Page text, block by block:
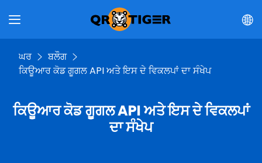
ਘਰ
ਬਲੌਗ
ਕਿਊਆਰ ਕੋਡ ਗੂਗਲ API ਅਤੇ ਇਸ ਦੇ ਵਿਕਲਪਾਂ ਦਾ ਸੰਖੇਪ
ਕਿਊਆਰ ਕੋਡ ਗੂਗਲ API ਅਤੇ ਇਸ ਦੇ ਵਿਕਲਪਾਂ
ਦਾ ਸੰਖੇਪ